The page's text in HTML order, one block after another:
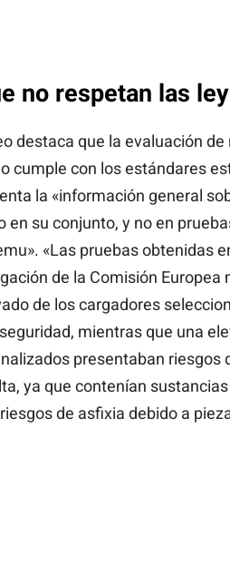
no respetan las
destaca que la evaluación de
cumple con los estándares
la «información general
en su conjunto, y no en
«Las pruebas obtenidas
de la Comisión Europea
de los cargadores
mientras que una
presentaban riesgos
ya que contenían
de asfixia debido a